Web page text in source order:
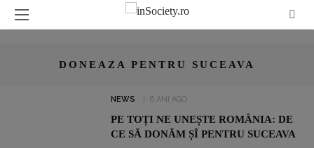
DONEAZA PENTRU SUCEAVA
NEWS 6 ANI AGO
PE TOȚI NE UNEȘTE ROMÂNIA: DE
CE SĂ DONĂM ȘÎ PENTRU SUCEAVA